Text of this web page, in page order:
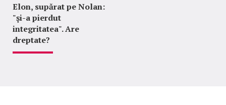
Elon, supărat pe Nolan:
"şi-a pierdut
integritatea". Are
dreptate?